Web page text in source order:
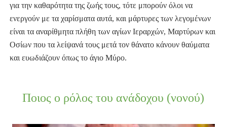
για την καθαρότητα της ζωής τους, τότε μπορούν όλοι να
ενεργούν με τα χαρίσματα αυτά, και μάρτυρες των λεγομένων
είναι τα αναρίθμητα πλήθη των αγίων Ιεραρχών, Μαρτύρων και
Οσίων που τα λείψανά τους μετά τον θάνατο κάνουν θαύματα
και ευωδιάζουν όπως το άγιο Μύρο.
Ποιος ο ρόλος του ανάδοχου (νονού)